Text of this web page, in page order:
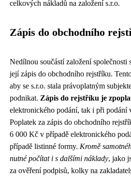
celkových nákladů na založení s.r.o.
Zápis do obchodního
Nedílnou součástí založení společnosti
její zápis do obchodního rejstříku.
aby se s.r.o. stala právoplatným
podnikat. Zápis do rejstříku je
elektronického podání, tak i při podání
Poplatek za zápis do obchodního
6 000 Kč v případě elektronického
případě listinné formy. Kromě
nutné počítat i s dalšími náklady, jako
za ověření podpisů, kolky na